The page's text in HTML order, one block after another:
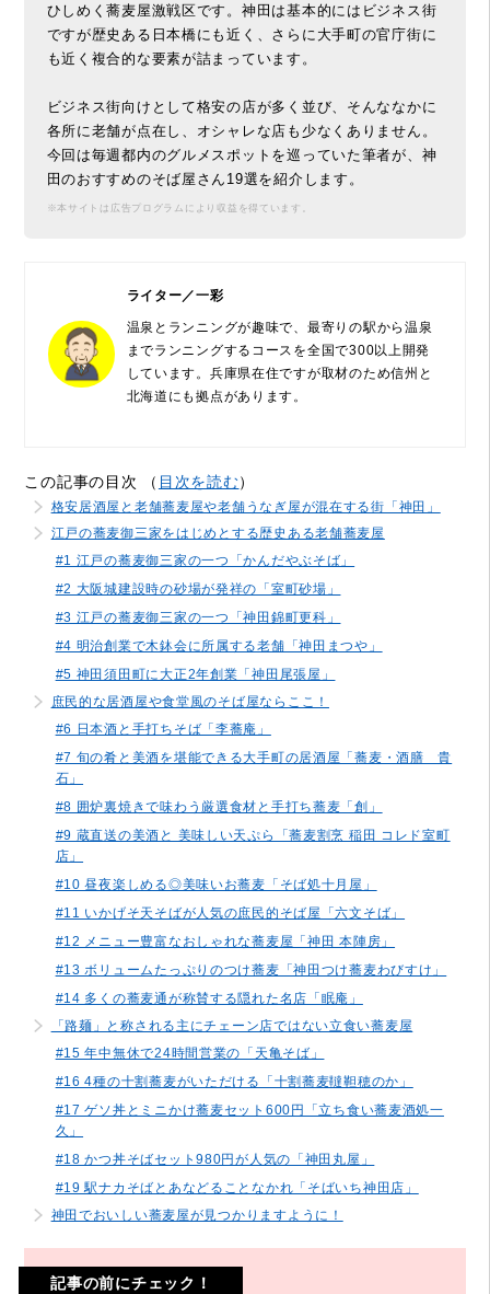
ひしめく蕎麦屋激戦区です。神田は基本的にはビジネス街
ですが歴史ある日本橋にも近く、さらに大手町の官庁街に
も近く複合的な要素が詰まっています。
ビジネス街向けとして格安の店が多く並び、そんななかに
各所に老舗が点在し、オシャレな店も少なくありません。
今回は毎週都内のグルメスポットを巡っていた筆者が、神
田のおすすめのそば屋さん19選を紹介します。
※本サイトは広告プログラムにより収益を得ています。
ライター／一彩
温泉とランニングが趣味で、最寄りの駅から温泉
までランニングするコースを全国で300以上開発
しています。兵庫県在住ですが取材のため信州と
北海道にも拠点があります。
この記事の目次 （ 目次を読む）
格安居酒屋と老舗蕎麦屋や老舗うなぎ屋が混在する街「神田」
江戸の蕎麦御三家をはじめとする歴史ある老舗蕎麦屋
#1 江戸の蕎麦御三家の一つ「かんだやぶそば」
#2 大阪城建設時の砂場が発祥の「室町砂場」
#3 江戸の蕎麦御三家の一つ「神田錦町更科」
#4 明治創業で木鉢会に所属する老舗「神田まつや」
#5 神田須田町に大正2年創業「神田尾張屋」
庶民的な居酒屋や食堂風のそば屋ならここ！
#6 日本酒と手打ちそば「李蕎庵」
#7 旬の肴と美酒を堪能できる大手町の居酒屋「蕎麦・酒膳 貴
石」
#8 囲炉裏焼きで味わう厳選食材と手打ち蕎麦「創」
#9 蔵直送の美酒と 美味しい天ぷら「蕎麦割烹 稲田 コレド室町
店」
#10 昼夜楽しめる◎美味いお蕎麦「そば処十月屋」
#11 いかげそ天そばが人気の庶民的そば屋「六文そば」
#12 メニュー豊富なおしゃれな蕎麦屋「神田 本陣房」
#13 ボリュームたっぷりのつけ蕎麦「神田つけ蕎麦わびすけ」
#14 多くの蕎麦通が称賛する隠れた名店「眠庵」
「路麺」と称される主にチェーン店ではない立食い蕎麦屋
#15 年中無休で24時間営業の「天亀そば」
#16 4種の十割蕎麦がいただける「十割蕎麦韃靼穂のか」
#17 ゲソ丼とミニかけ蕎麦セット600円「立ち食い蕎麦酒処一
久」
#18 かつ丼そばセット980円が人気の「神田丸屋」
#19 駅ナカそばとあなどることなかれ「そばいち神田店」
神田でおいしい蕎麦屋が見つかりますように！
記事の前にチェック！